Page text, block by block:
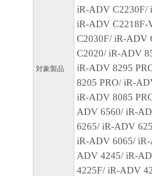
"commercial item," as that
1995), consisting of
"commercial computer
used in 48 C.F.R. 12.212
12.212 and 48 C.F.R.
1995), all U.S. Government
SOFTWARE with only
manufacturer is Canon
ku, Tokyo 146-8501, Japan.
本条項中で使用される
定義される「本ソフトウ
対象製品
iR-ADV C2230F/
iR-ADV C2218F-
C2030F/ iR-ADV
C2020/ iR-ADV
iR-ADV 8295
8205 PRO/ iR-
iR-ADV 8085
ADV 6560/ iR-
6265/ iR-ADV
iR-ADV 6065/
ADV 4245/ iR-
4225F/ iR-ADV